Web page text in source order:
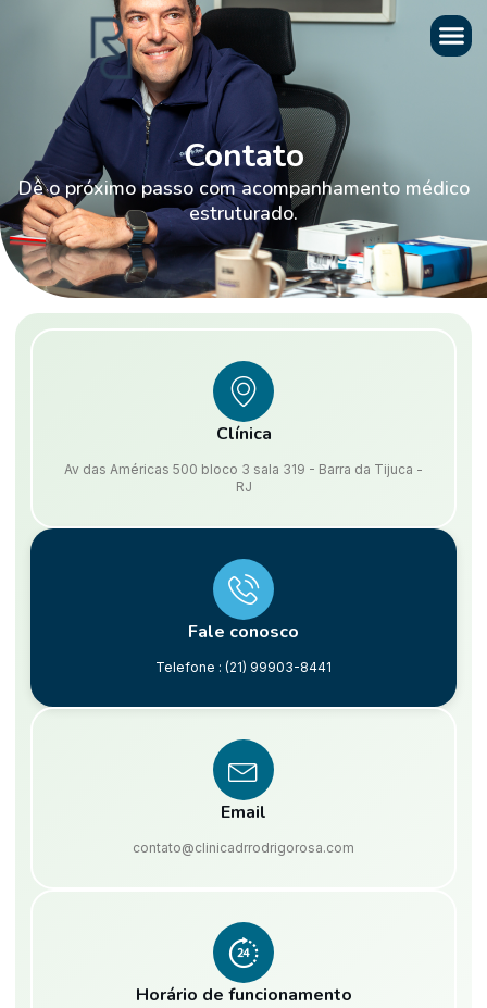
Contato
Dê o próximo passo com acompanhamento médico
estruturado.
Clínica
Av das Américas 500 bloco 3 sala 319 - Barra da Tijuca -
RJ
Fale conosco
Telefone : (21) 99903-8441
Email
contato@clinicadrrodrigorosa.com
Horário de funcionamento